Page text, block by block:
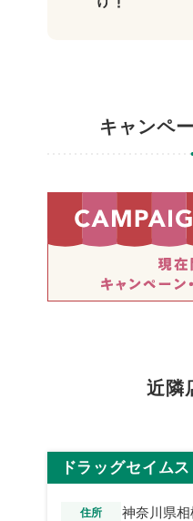
キャンペ
近隣
ドラッグセイム
住所
神奈川県